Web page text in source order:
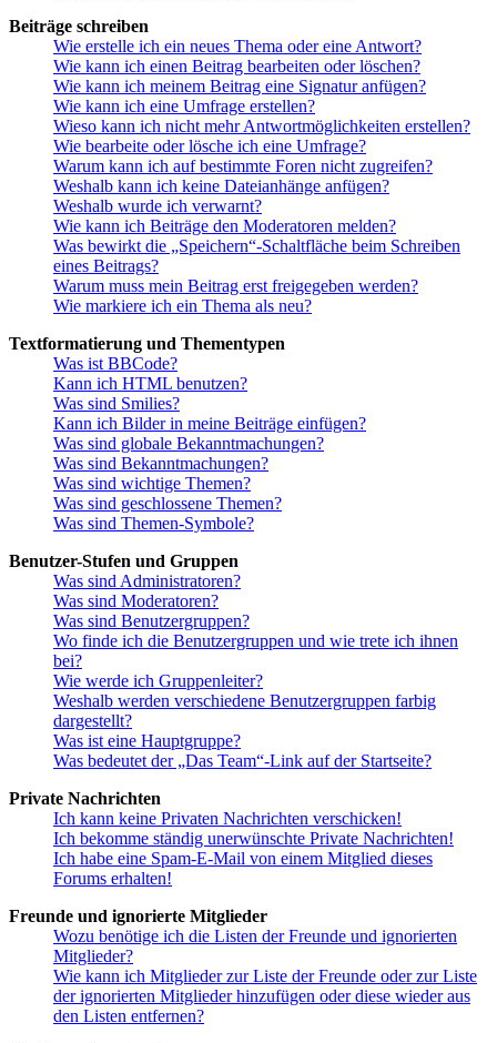
Beiträge schreiben
Wie erstelle ich ein neues Thema oder eine Antwort?
Wie kann ich einen Beitrag bearbeiten oder löschen?
Wie kann ich meinem Beitrag eine Signatur anfügen?
Wie kann ich eine Umfrage erstellen?
Wieso kann ich nicht mehr Antwortmöglichkeiten erstellen?
Wie bearbeite oder lösche ich eine Umfrage?
Warum kann ich auf bestimmte Foren nicht zugreifen?
Weshalb kann ich keine Dateianhänge anfügen?
Weshalb wurde ich verwarnt?
Wie kann ich Beiträge den Moderatoren melden?
Was bewirkt die „Speichern“-Schaltfläche beim Schreiben
eines Beitrags?
Warum muss mein Beitrag erst freigegeben werden?
Wie markiere ich ein Thema als neu?
Textformatierung und Thementypen
Was ist BBCode?
Kann ich HTML benutzen?
Was sind Smilies?
Kann ich Bilder in meine Beiträge einfügen?
Was sind globale Bekanntmachungen?
Was sind Bekanntmachungen?
Was sind wichtige Themen?
Was sind geschlossene Themen?
Was sind Themen-Symbole?
Benutzer-Stufen und Gruppen
Was sind Administratoren?
Was sind Moderatoren?
Was sind Benutzergruppen?
Wo finde ich die Benutzergruppen und wie trete ich ihnen
bei?
Wie werde ich Gruppenleiter?
Weshalb werden verschiedene Benutzergruppen farbig
dargestellt?
Was ist eine Hauptgruppe?
Was bedeutet der „Das Team“-Link auf der Startseite?
Private Nachrichten
Ich kann keine Privaten Nachrichten verschicken!
Ich bekomme ständig unerwünschte Private Nachrichten!
Ich habe eine Spam-E-Mail von einem Mitglied dieses
Forums erhalten!
Freunde und ignorierte Mitglieder
Wozu benötige ich die Listen der Freunde und ignorierten
Mitglieder?
Wie kann ich Mitglieder zur Liste der Freunde oder zur Liste
der ignorierten Mitglieder hinzufügen oder diese wieder aus
den Listen entfernen?